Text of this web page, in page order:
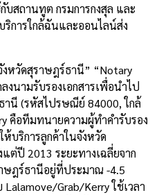
บสถานทูต กรมการกงสุล และ
การใกล้ฉันและออนไลน์ส่ง
หวัดสุราษฎร์ธานี” “Notary
นามรับรองเอกสารเพื่อนำไป
านี (รหัสไปรษณีย์ 84000, ใกล้
คือทีมทนายความผู้ทำคำรับรอง
บริการลูกค้าในจังหวัด
ต่ปี 2013 ระยะทางเฉลี่ยจาก
ษฎร์ธานีอยู่ที่ประมาณ -4.5
Grab/Kerry ใช้เวลา